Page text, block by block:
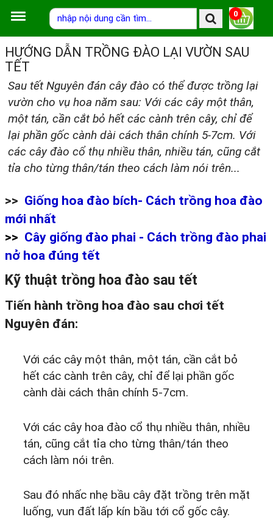
0
HƯỚNG DẪN TRỒNG ĐÀO LẠI VƯỜN SAU
TẾT
Sau tết Nguyên đán cây đào có thể được trồng lại
vườn cho vụ hoa năm sau: Với các cây một thân,
một tán, cần cắt bỏ hết các cành trên cây, chỉ để
lại phần gốc cành dài cách thân chính 5-7cm. Với
các cây đào cổ thụ nhiều thân, nhiều tán, cũng cắt
tỉa cho từng thân/tán theo cách làm nói trên...
>> Giống hoa đào bích- Cách trồng hoa đào
mới nhất
>> Cây giống đào phai - Cách trồng đào phai
nở hoa đúng tết
Kỹ thuật trồng hoa đào sau tết
Tiến hành trồng hoa đào sau chơi tết
Nguyên đán:
Với các cây một thân, một tán, cần cắt bỏ
hết các cành trên cây, chỉ để lại phần gốc
cành dài cách thân chính 5-7cm.
Với các cây hoa đào cổ thụ nhiều thân, nhiều
tán, cũng cắt tỉa cho từng thân/tán theo
cách làm nói trên.
Sau đó nhấc nhẹ bầu cây đặt trồng trên mặt
luống, vun đất lấp kín bầu tới cổ gốc cây.